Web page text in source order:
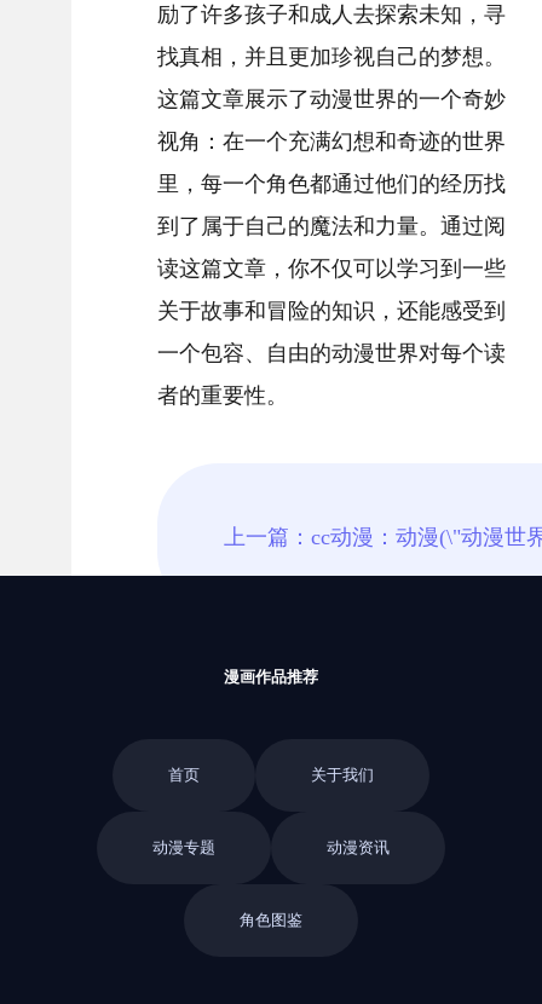
励了许多孩子和成人去探索未知，寻
找真相，并且更加珍视自己的梦想。
这篇文章展示了动漫世界的一个奇妙
视角：在一个充满幻想和奇迹的世界
里，每一个角色都通过他们的经历找
到了属于自己的魔法和力量。通过阅
读这篇文章，你不仅可以学习到一些
关于故事和冒险的知识，还能感受到
一个包容、自由的动漫世界对每个读
者的重要性。
返回栏目
漫画作品推荐
首页 关于我们
动漫专题 动漫资讯
角色图鉴